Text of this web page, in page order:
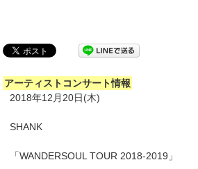
アーティストコンサート情報
2018年12月20日(木)
SHANK
「WANDERSOUL TOUR 2018-2019」